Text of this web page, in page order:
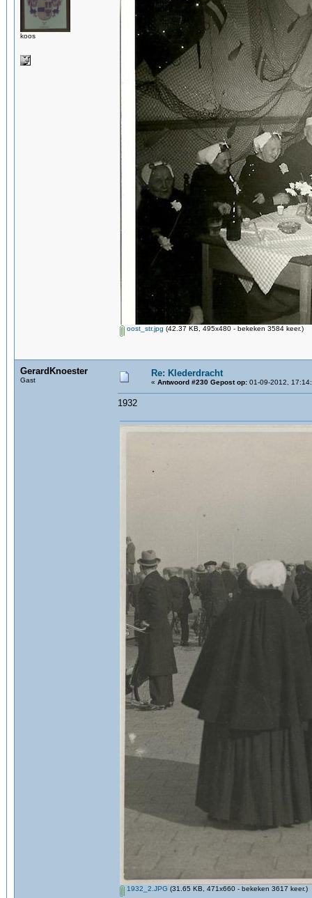
koos
oost_str.jpg (42.37 KB, 495x480 - bekeken 3584 keer.)
GerardKnoester
Gast
Re: Klederdracht
« Antwoord #230 Gepost op: 01-09-2012,
1932
1932_2.JPG (31.65 KB, 471x660 - bekeken 3617 keer.)